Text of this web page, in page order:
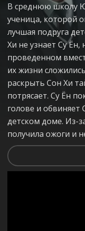
В среднюю школу
ученица, которой
лучшая подруга
Хи не узнает Су
проведенном
их жизни
раскрыть Сон Хи
потрясает. Су Ён
голове и обвиняет
детском доме. Из-
получила ожоги и